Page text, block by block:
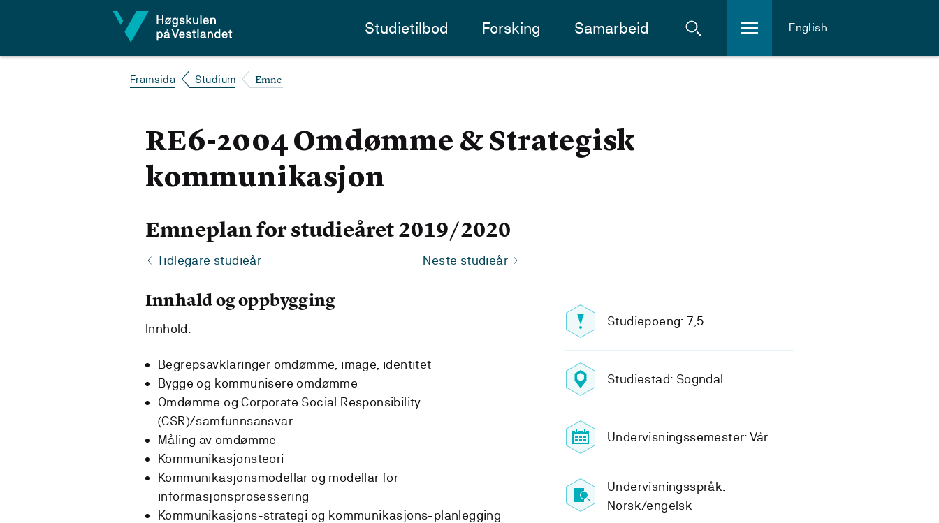
Studietilbod Forsking Samarbeid English
Framsida Studium Emne
RE6-2004 Omdømme & Strategisk
kommunikasjon
Emneplan for studieåret 2019/2020
Tidlegare studieår Neste studieår
Studiepoeng: 7,5
Studiestad: Sogndal
Undervisningssemester: Vår
Undervisningsspråk:
Norsk/engelsk
Innhald og oppbygging
Innhold:
Begrepsavklaringer omdømme, image, identitet
Bygge og kommunisere omdømme
Omdømme og Corporate Social Responsibility
(CSR)/samfunnsansvar
Måling av omdømme
Kommunikasjonsteori
Kommunikasjonsmodellar og modellar for
informasjonsprosessering
Kommunikasjons-strategi og kommunikasjons-planlegging